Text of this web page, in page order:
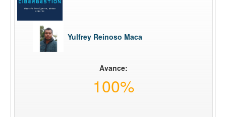
Yulfrey Reinoso Maca
Avance:
100%